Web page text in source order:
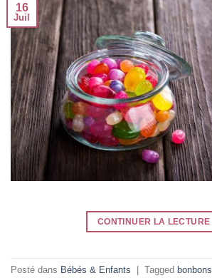
16
Juil
CONTINUER LA LECTURE
Posté dans Bébés & Enfants Tagged bonbons